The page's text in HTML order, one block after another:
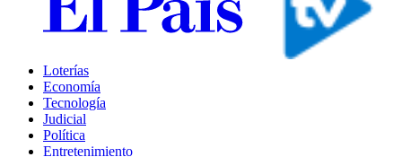
Loterías
Economía
Tecnología
Judicial
Política
Entretenimiento